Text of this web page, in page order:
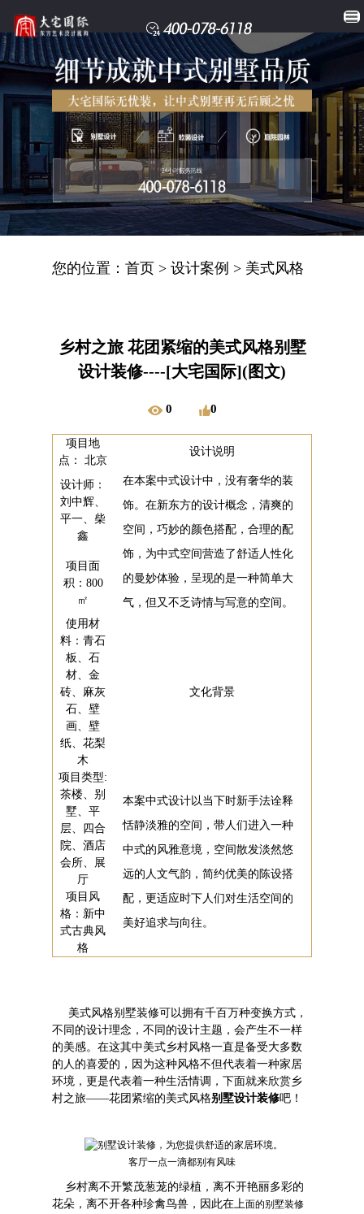
您的位置： 首页 > 设计案例 > 美式风格
乡村之旅 花团紧缩的美式风格别墅
设计装修----[大宅国际](图文)
0 0
项目地
点： 北京
设计说明
设计师：
刘中辉、
平一、柴
鑫
在本案中式设计中，没有奢华的装
饰。在新东方的设计概念，清爽的
空间，巧妙的颜色搭配，合理的配
饰，为中式空间营造了舒适人性化
的曼妙体验，呈现的是一种简单大
气，但又不乏诗情与写意的空间。
项目面
积：800
㎡
使用材
料：青石
板、石
材、金
砖、麻灰
石、壁
画、壁
纸、花梨
木
文化背景
项目类型:
茶楼、别
墅、平
层、四合
院、酒店
会所、展
厅
本案中式设计以当下时新手法诠释
恬静淡雅的空间，带人们进入一种
中式的风雅意境，空间散发淡然悠
远的人文气韵，简约优美的陈设搭
配，更适应时下人们对生活空间的
美好追求与向往。
项目风
格：新中
式古典风
格
美式风格别墅装修可以拥有千百万种变换方式，
不同的设计理念，不同的设计主题，会产生不一样
的美感。在这其中美式乡村风格一直是备受大多数
的人的喜爱的，因为这种风格不但代表着一种家居
环境，更是代表着一种生活情调，下面就来欣赏乡
村之旅——花团紧缩的美式风格别墅设计装修吧！
客厅一点一滴都别有风味
乡村离不开繁茂葱茏的绿植，离不开艳丽多彩的
花朵，离不开各种珍禽鸟兽，因此在上面的别墅装修